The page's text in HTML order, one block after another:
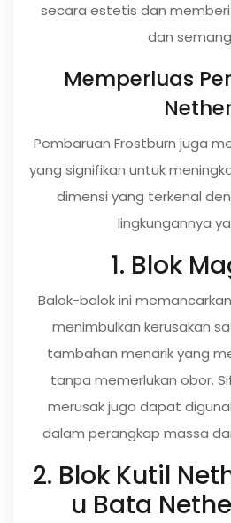
secara estetis dan
dan
Memperluas
Pembaruan Frostburn juga
yang signifikan untuk
dimensi yang terkenal
lingkungannya
1. Blok
Balok-balok ini
menimbulkan kerusakan
tambahan menarik yang
tanpa memerlukan obor.
merusak juga dapat
dalam perangkap massa
2. Blok Kutil
u Bata